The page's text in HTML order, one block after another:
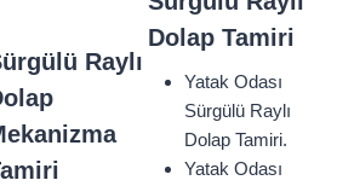
Raylı
Dolap Tamiri
Yatak Odası
Sürgülü Raylı
Dolap Tamiri.
Yatak Odası